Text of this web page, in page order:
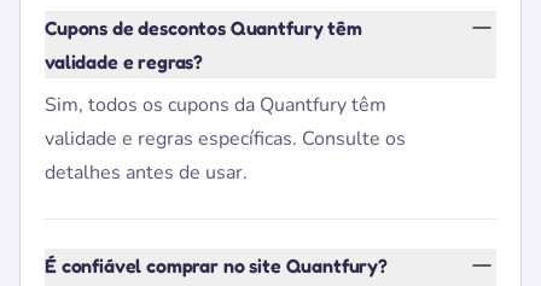
Cupons de descontos Quantfury têm
validade e regras?
Sim, todos os cupons da Quantfury têm
validade e regras específicas. Consulte os
detalhes antes de usar.
É confiável comprar no site Quantfury?